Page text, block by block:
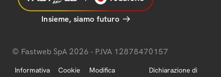
Insieme, siamo futuro
© Fastweb SpA 2026 - P.IVA 12878470157
Informativa
Cookie
Modifica
Dichiarazione di